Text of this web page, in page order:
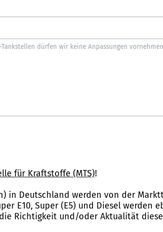
für Kraftstoffe (MTS)!
in Deutschland werden von der
E10, Super (E5) und Diesel werden
Richtigkeit und/oder Aktualität